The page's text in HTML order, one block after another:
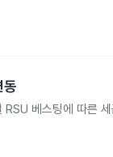
베스팅에 따른 세